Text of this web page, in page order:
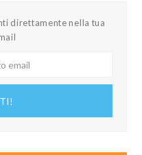
direttamente nella tua